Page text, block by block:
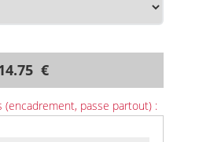
€
(encadrement, passe partout) :